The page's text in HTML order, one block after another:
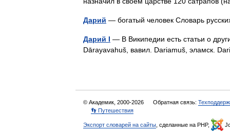
Дарий — богатый человек Словарь
Дарий I — В Википедии есть статьи о
Dārayavahuš, вавил. Dariamuš, эламск.
© Академик, 2000-2026 Обратная связь:
👣 Путешествия
Экспорт словарей на сайты , сделанные на PHP,